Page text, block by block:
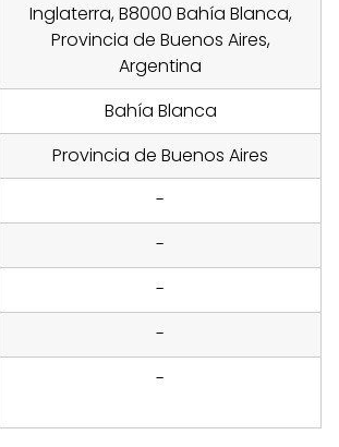
Inglaterra, B8000 Bahía Blanca,
Provincia de Buenos Aires,
Argentina
Bahía Blanca
Provincia de Buenos Aires
-
-
-
-
-